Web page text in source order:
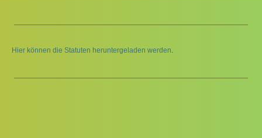
Hier können die Statuten heruntergeladen werden.